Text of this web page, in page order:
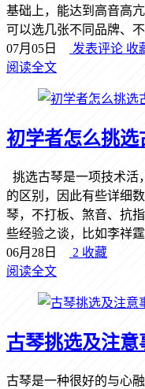
基础上，能达到高音高
可以选几张不同品牌、
07月05日
发表评论 收
阅读全文
初学者怎么挑选
挑选古琴是一项技术活
的区别，因此有些详细
琴，不打板、煞音、抗
些经验之谈，比如李祥
06月28日
2 收藏
阅读全文
古琴挑选及注意
古琴是一种很好的与心